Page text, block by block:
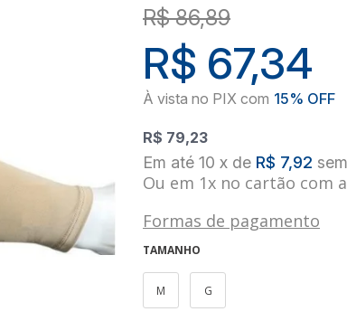
R$ 86,89
R$ 79,23
R$ 67,34
10 x de R$ 7,92
Ou em 1x no cartão com
Formas de pagamento
TAMANHO
M G